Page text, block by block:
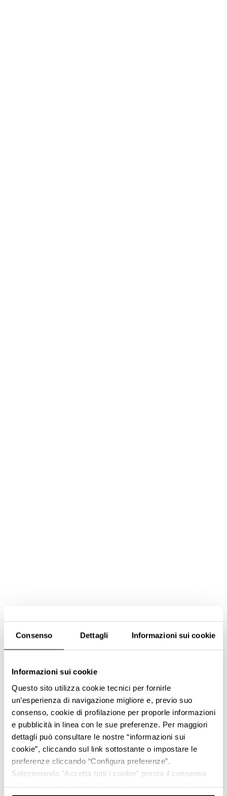
Consenso Dettagli Informazioni sui cookie
Informazioni sui cookie
Questo sito utilizza cookie tecnici per fornirle
un’esperienza di navigazione migliore e, previo suo
consenso, cookie di profilazione per proporle informazioni
e pubblicità in linea con le sue preferenze. Per maggiori
dettagli può consultare le nostre “informazioni sui
cookie”, cliccando sul link sottostante o impostare le
preferenze cliccando “Configura preferenze”.
Selezionando “Accetta tutti i cookie” presta il consenso